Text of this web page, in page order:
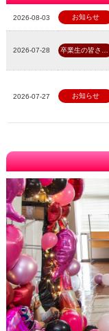
2026-08-03 お知らせ
2026-07-28
2026-07-27 お知らせ